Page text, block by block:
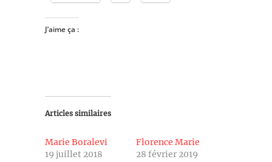
J’aime ça :
Articles similaires
Marie Boralevi
19 juillet 2018
Florence Marie
28 février 2019